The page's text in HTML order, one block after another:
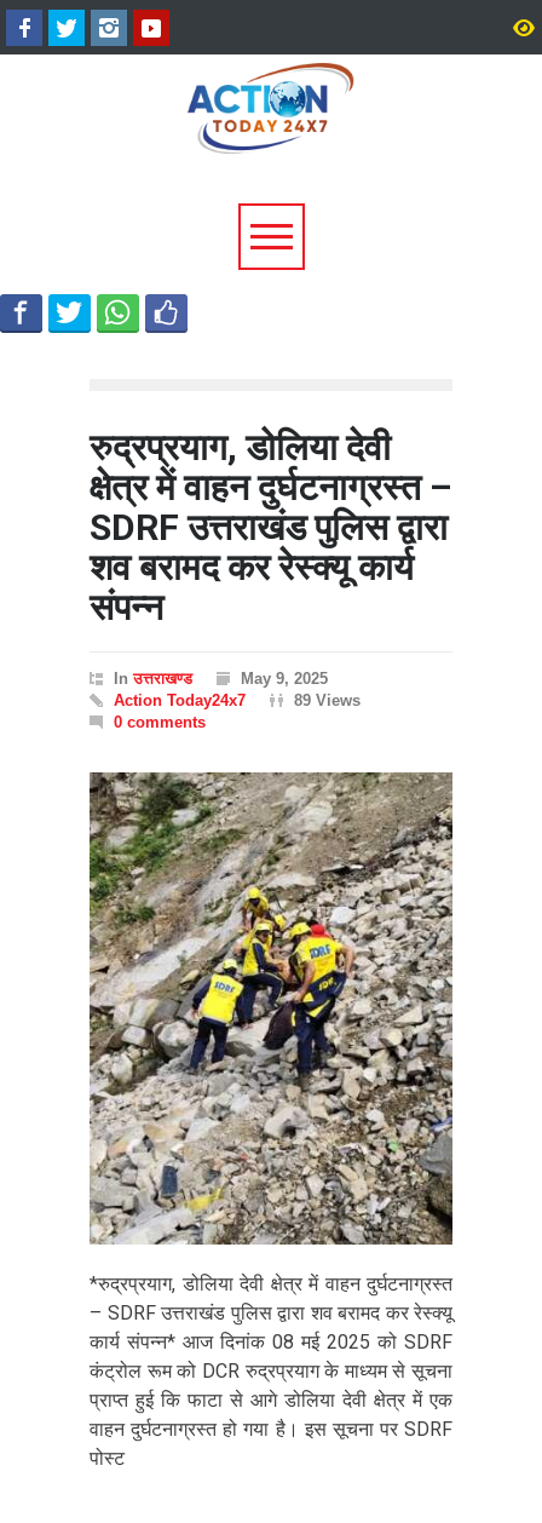
टिहरी में दर्दनाक हादसा: 250 मीटर
गहरी खाई में गिरी बोलेरो, एक ही
परिवार के 5 लोगों की मौत; एक
घायल, एक की तलाश जारी
रुद्रप्रयाग, डोलिया देवी
क्षेत्र में वाहन दुर्घटनाग्रस्त –
SDRF उत्तराखंड पुलिस द्वारा
शव बरामद कर रेस्क्यू कार्य
संपन्न
Inउत्तराखण्ड
May 9, 2025
Action Today24x7
89 Views
0 comments
*रुद्रप्रयाग, डोलिया देवी क्षेत्र में वाहन दुर्घटनाग्रस्त
– SDRF उत्तराखंड पुलिस द्वारा शव बरामद कर रेस्क्यू
कार्य संपन्न* आज दिनांक 08 मई 2025 को SDRF
कंट्रोल रूम को DCR रुद्रप्रयाग के माध्यम से सूचना
प्राप्त हुई कि फाटा से आगे डोलिया देवी क्षेत्र में एक
वाहन दुर्घटनाग्रस्त हो गया है। इस सूचना पर SDRF
पोस्ट